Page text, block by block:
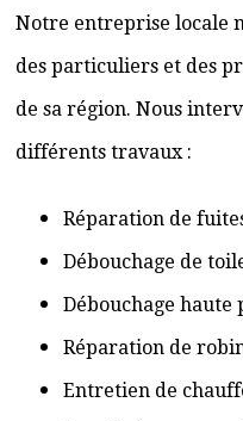
Notre entreprise locale
des particuliers et des
de sa région. Nous
différents travaux :
Réparation de
Débouchage de
Débouchage haute
Réparation de
Entretien de